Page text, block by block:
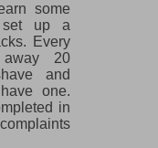
some
set up a
Every
20
and
one.
in